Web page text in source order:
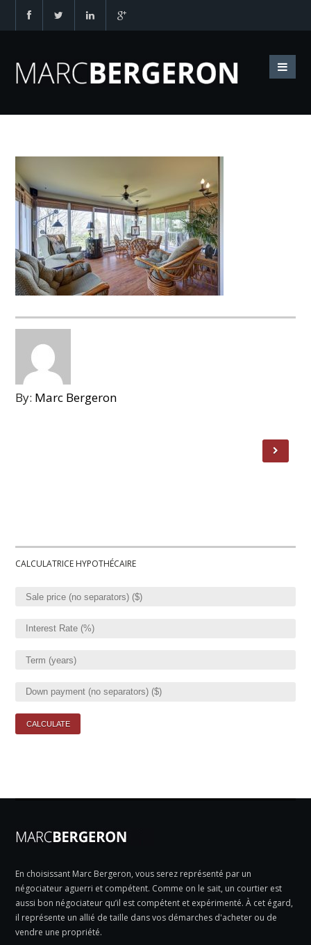
By: Marc Bergeron
CALCULATRICE HYPOTHÉCAIRE
En choisissant Marc Bergeron, vous serez représenté par un
négociateur aguerri et compétent. Comme on le sait, un courtier est
aussi bon négociateur qu’il est compétent et expérimenté. À cet égard,
il représente un allié de taille dans vos démarches d'acheter ou de
vendre une propriété.